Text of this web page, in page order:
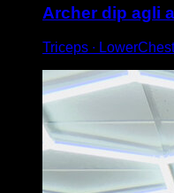
Archer dip agli
Triceps ∙